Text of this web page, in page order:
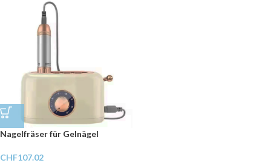
Nagelfräser für Gelnägel
CHF107.02